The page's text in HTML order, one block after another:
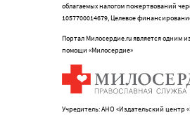
облагаемых налогом пожертвований
1057700014679, Целевое
Портал Милосердие.ru является одним
помощи «Милосердие»
Учредитель: АНО «Издательский центр